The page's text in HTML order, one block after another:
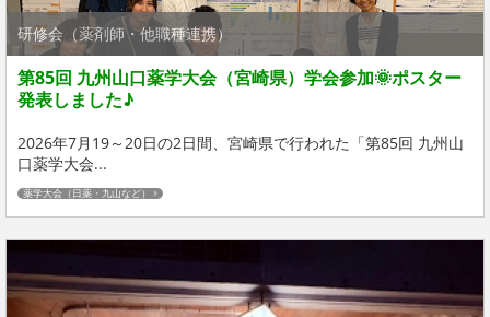
研修会（薬剤師・他職種連携）
第85回 九州山口薬学大会（宮崎県）学会参加🌞ポスター
発表しました♪
2026年7月19～20日の2日間、宮崎県で行われた「第85回 九州山
口薬学大会...
薬学大会（日薬・九山など）